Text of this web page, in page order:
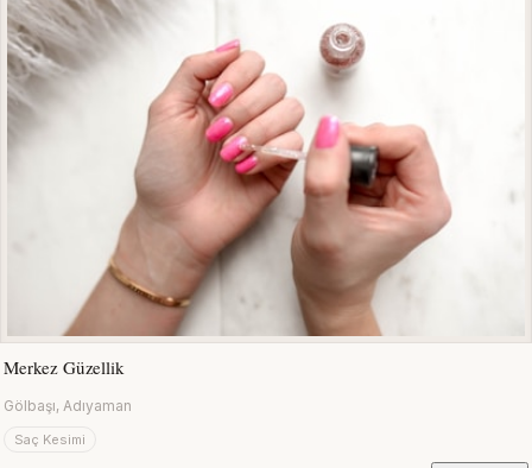
Merkez Güzellik
Gölbaşı, Adıyaman
Saç Kesimi